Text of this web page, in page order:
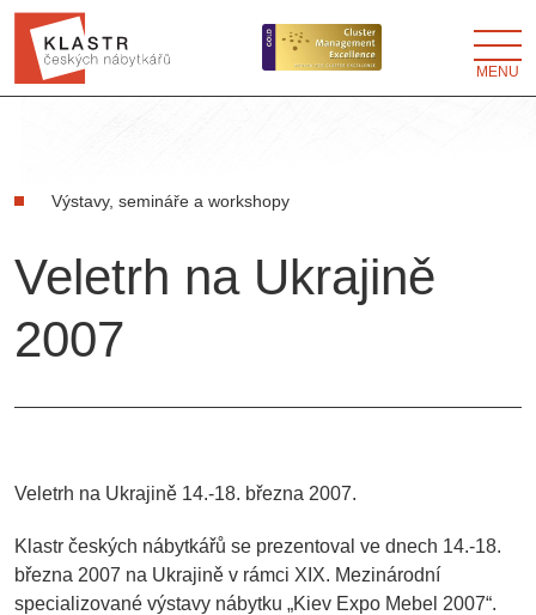
MENU
Výstavy, semináře a workshopy
Veletrh na Ukrajině
2007
Veletrh na Ukrajině 14.-18. března 2007.
Klastr českých nábytkářů se prezentoval ve dnech 14.-18.
března 2007 na Ukrajině v rámci XIX. Mezinárodní
specializované výstavy nábytku „Kiev Expo Mebel 2007“.